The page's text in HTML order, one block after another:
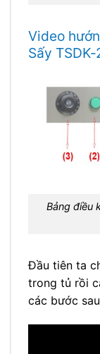
Video
Sấy TSDK-
Bảng điều
Đầu tiên ta
trong tủ rồi
các bước